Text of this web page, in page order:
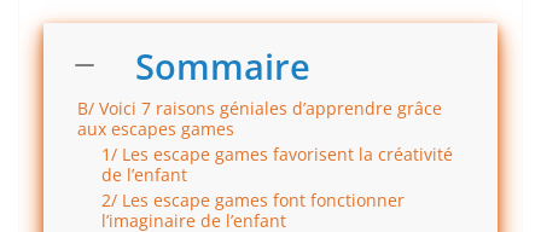
Sommaire
B/ Voici 7 raisons géniales d’apprendre grâce
aux escapes games
1/ Les escape games favorisent la créativité
de l’enfant
2/ Les escape games font fonctionner
l’imaginaire de l’enfant